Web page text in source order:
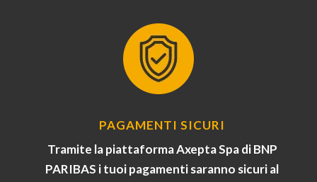
PAGAMENTI SICURI
Tramite la piattaforma Axepta Spa di BNP
PARIBAS i tuoi pagamenti saranno sicuri al